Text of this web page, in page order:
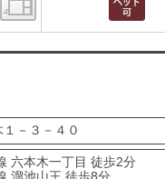
間取り表示
－３－４０
六本木一丁目 徒歩2分